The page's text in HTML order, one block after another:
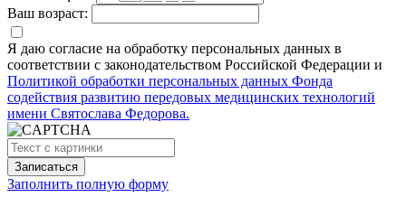
Ваш возраст:
Я даю согласие на обработку персональных данных в
соответствии с законодательством Российской Федерации и
Политикой обработки персональных данных Фонда
содействия развитию передовых медицинских технологий
имени Святослава Федорова.
Заполнить полную форму